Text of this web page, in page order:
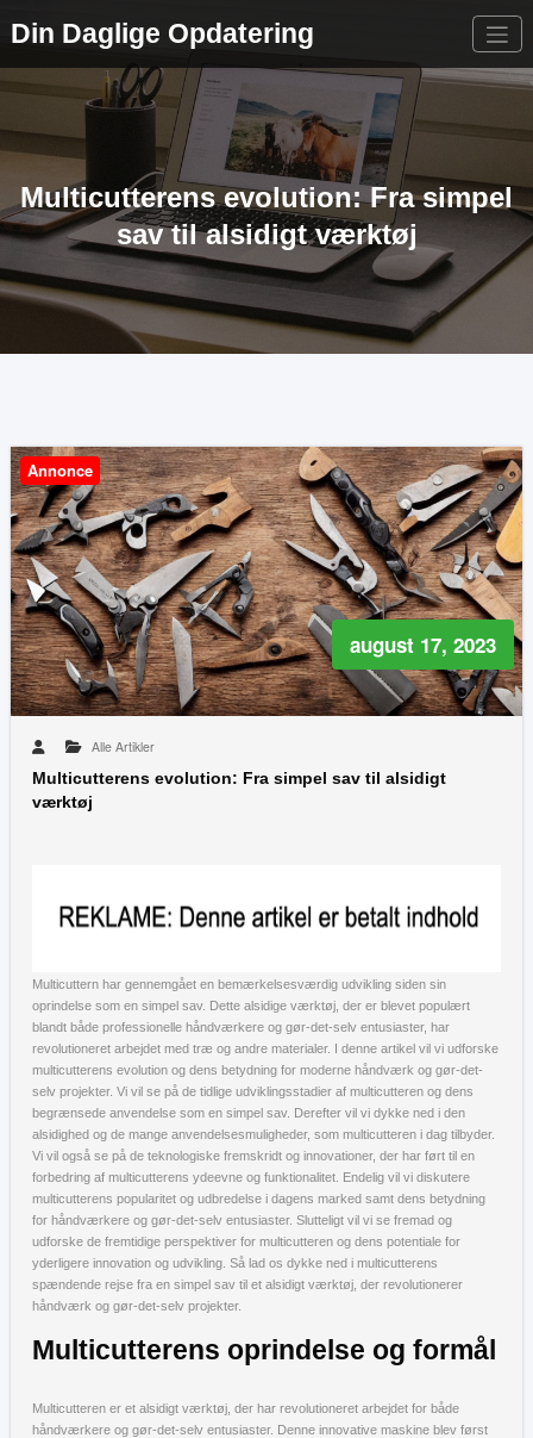
Din Daglige Opdatering
Multicutterens evolution: Fra simpel
sav til alsidigt værktøj
Annonce
august 17, 2023
Alle Artikler
Multicutterens evolution: Fra simpel sav til alsidigt
værktøj
Multicuttern har gennemgået en bemærkelsesværdig udvikling siden sin
oprindelse som en simpel sav. Dette alsidige værktøj, der er blevet populært
blandt både professionelle håndværkere og gør-det-selv entusiaster, har
revolutioneret arbejdet med træ og andre materialer. I denne artikel vil vi udforske
multicutterens evolution og dens betydning for moderne håndværk og gør-det-
selv projekter. Vi vil se på de tidlige udviklingsstadier af multicutteren og dens
begrænsede anvendelse som en simpel sav. Derefter vil vi dykke ned i den
alsidighed og de mange anvendelsesmuligheder, som multicutteren i dag tilbyder.
Vi vil også se på de teknologiske fremskridt og innovationer, der har ført til en
forbedring af multicutterens ydeevne og funktionalitet. Endelig vil vi diskutere
multicutterens popularitet og udbredelse i dagens marked samt dens betydning
for håndværkere og gør-det-selv entusiaster. Slutteligt vil vi se fremad og
udforske de fremtidige perspektiver for multicutteren og dens potentiale for
yderligere innovation og udvikling. Så lad os dykke ned i multicutterens
spændende rejse fra en simpel sav til et alsidigt værktøj, der revolutionerer
håndværk og gør-det-selv projekter.
Multicutterens oprindelse og formål
Multicutteren er et alsidigt værktøj, der har revolutioneret arbejdet for både
håndværkere og gør-det-selv entusiaster. Denne innovative maskine blev først